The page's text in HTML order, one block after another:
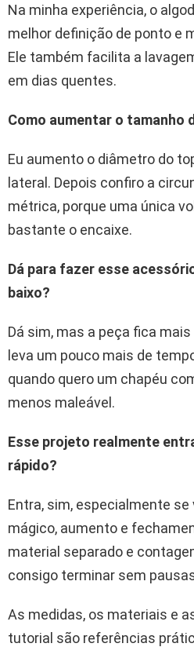
Na minha experiência, o
melhor definição de ponto e
Ele também facilita a
em dias quentes.
Como aumentar o tamanho
Eu aumento o diâmetro do
lateral. Depois confiro a
métrica, porque uma única
bastante o encaixe.
Dá para fazer esse
baixo?
Dá sim, mas a peça fica
leva um pouco mais de
quando quero um chapéu
menos maleável.
Esse projeto realmente
rápido?
Entra, sim, especialmente se
mágico, aumento e
material separado e
consigo terminar sem
As medidas, os materiais e
tutorial são referências